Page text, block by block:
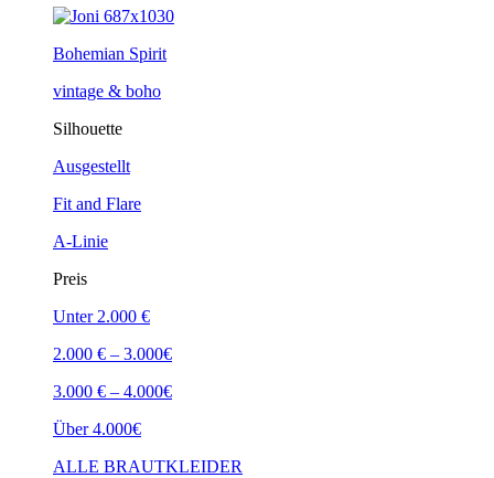
Bohemian Spirit
vintage & boho
Silhouette
Ausgestellt
Fit and Flare
A-Linie
Preis
Unter 2.000 €
2.000 € – 3.000€
3.000 € – 4.000€
Über 4.000€
ALLE BRAUTKLEIDER